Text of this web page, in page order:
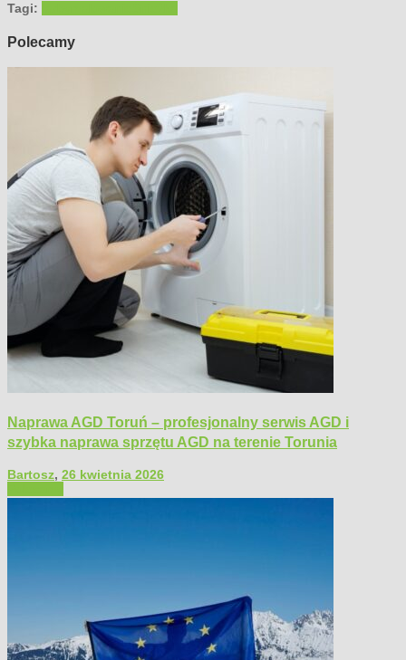
Tagi:
Polecamy
Naprawa AGD Toruń – profesjonalny serwis AGD i
szybka naprawa sprzętu AGD na terenie Torunia
Bartosz, 26 kwietnia 2026